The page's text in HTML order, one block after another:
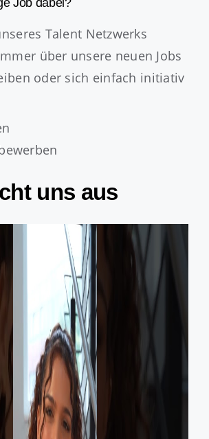
Talent Netzwerks
über unsere neuen Jobs
oder sich einfach initiativ
uns aus